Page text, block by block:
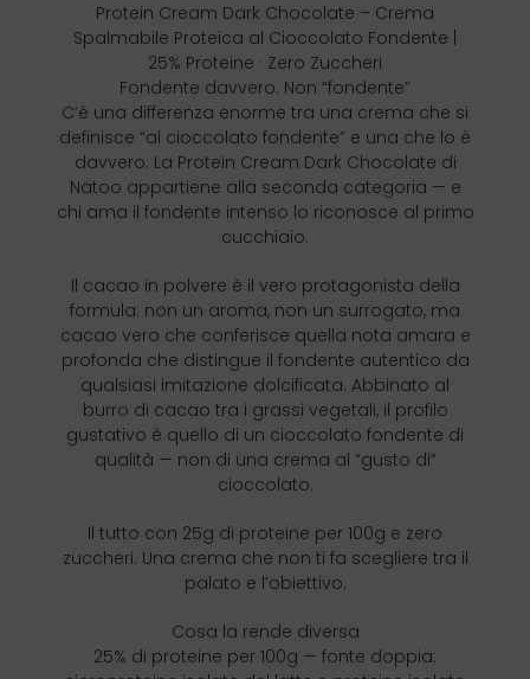
Protein Cream Dark Chocolate – Crema
Spalmabile Proteica al Cioccolato Fondente |
25% Proteine · Zero Zuccheri
Fondente davvero. Non “fondente”
C’è una differenza enorme tra una crema che si
definisce “al cioccolato fondente” e una che lo è
davvero. La Protein Cream Dark Chocolate di
Nätoo appartiene alla seconda categoria — e
chi ama il fondente intenso lo riconosce al primo
cucchiaio.
Il cacao in polvere è il vero protagonista della
formula: non un aroma, non un surrogato, ma
cacao vero che conferisce quella nota amara e
profonda che distingue il fondente autentico da
qualsiasi imitazione dolcificata. Abbinato al
burro di cacao tra i grassi vegetali, il profilo
gustativo è quello di un cioccolato fondente di
qualità — non di una crema al “gusto di”
cioccolato.
Il tutto con 25g di proteine per 100g e zero
zuccheri. Una crema che non ti fa scegliere tra il
palato e l’obiettivo.
Cosa la rende diversa
25% di proteine per 100g — fonte doppia: